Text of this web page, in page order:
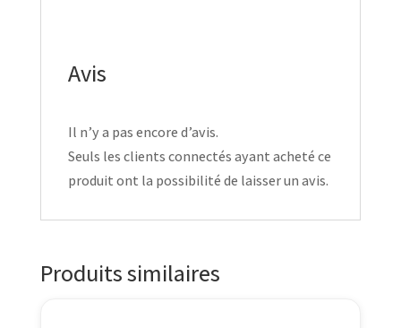
Avis
Il n’y a pas encore d’avis.
Seuls les clients connectés ayant acheté ce
produit ont la possibilité de laisser un avis.
Produits similaires